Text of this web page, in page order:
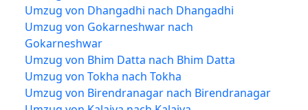
Umzug von Dhangadhi nach Dhangadhi
Umzug von Gokarneshwar nach
Gokarneshwar
Umzug von Bhim Datta nach Bhim Datta
Umzug von Tokha nach Tokha
Umzug von Birendranagar nach Birendranagar